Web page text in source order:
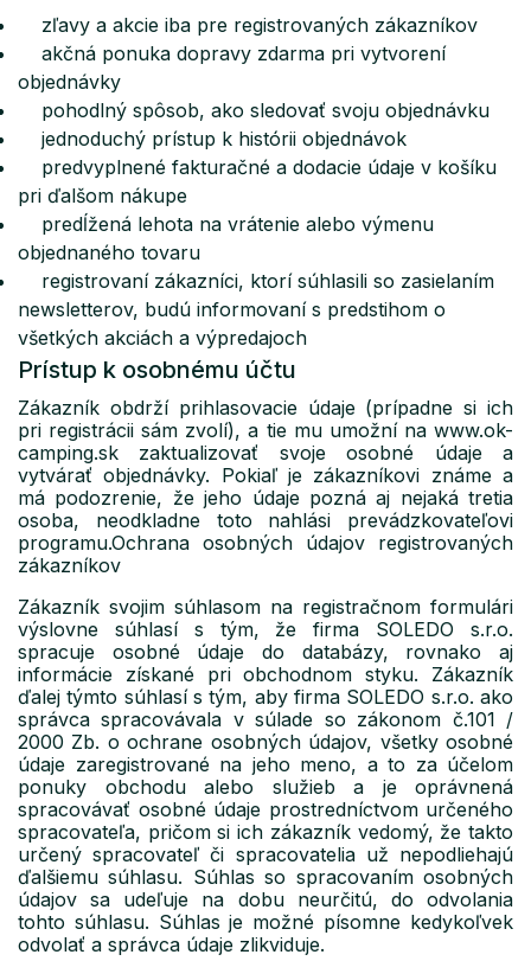
zľavy a akcie iba pre registrovaných zákazníkov
akčná ponuka dopravy zdarma pri vytvorení
objednávky
pohodlný spôsob, ako sledovať svoju objednávku
jednoduchý prístup k histórii objednávok
predvyplnené fakturačné a dodacie údaje v košíku
pri ďalšom nákupe
predĺžená lehota na vrátenie alebo výmenu
objednaného tovaru
registrovaní zákazníci, ktorí súhlasili so zasielaním
newsletterov, budú informovaní s predstihom o
všetkých akciách a výpredajoch
Prístup k osobnému účtu
Zákazník obdrží prihlasovacie údaje (prípadne si ich
pri registrácii sám zvolí), a tie mu umožní na www.ok-
camping.sk zaktualizovať svoje osobné údaje a
vytvárať objednávky. Pokiaľ je zákazníkovi známe a
má podozrenie, že jeho údaje pozná aj nejaká tretia
osoba, neodkladne toto nahlási prevádzkovateľovi
programu.Ochrana osobných údajov registrovaných
zákazníkov
Zákazník svojim súhlasom na registračnom formulári
výslovne súhlasí s tým, že firma SOLEDO s.r.o.
spracuje osobné údaje do databázy, rovnako aj
informácie získané pri obchodnom styku. Zákazník
ďalej týmto súhlasí s tým, aby firma SOLEDO s.r.o. ako
správca spracovávala v súlade so zákonom č.101 /
2000 Zb. o ochrane osobných údajov, všetky osobné
údaje zaregistrované na jeho meno, a to za účelom
ponuky obchodu alebo služieb a je oprávnená
spracovávať osobné údaje prostredníctvom určeného
spracovateľa, pričom si ich zákazník vedomý, že takto
určený spracovateľ či spracovatelia už nepodliehajú
ďalšiemu súhlasu. Súhlas so spracovaním osobných
údajov sa udeľuje na dobu neurčitú, do odvolania
tohto súhlasu. Súhlas je možné písomne ​​kedykoľvek
odvolať a správca údaje zlikviduje.